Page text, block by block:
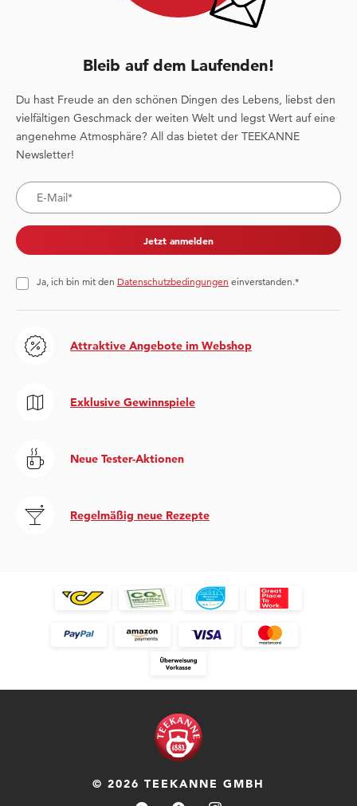
Bleib auf dem Laufenden!
Du hast Freude an den schönen Dingen des Lebens, liebst den
vielfältigen Geschmack der weiten Welt und legst Wert auf eine
angenehme Atmosphäre? All das bietet der TEEKANNE
Newsletter!
Jetzt anmelden
Ja, ich bin mit den Datenschutzbedingungen einverstanden.*
Attraktive Angebote im Webshop
Exklusive Gewinnspiele
Neue Tester-Aktionen
Regelmäßig neue Rezepte
© 2026 TEEKANNE GMBH